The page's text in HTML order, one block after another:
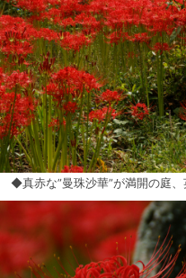
◆真赤な”曼珠沙華”が満開の庭、